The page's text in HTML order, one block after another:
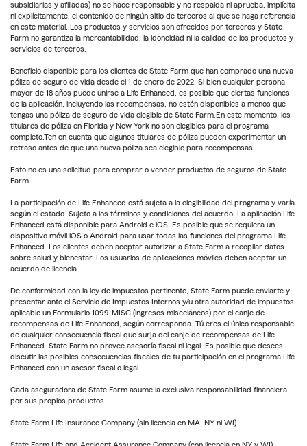
subsidiarias y afiliadas) no se hace responsable y no respalda ni aprueba, implícita
ni explícitamente, el contenido de ningún sitio de terceros al que se haga referencia
en este material. Los productos y servicios son ofrecidos por terceros y State
Farm no garantiza la mercantabilidad, la idoneidad ni la calidad de los productos y
servicios de terceros.
Beneficio disponible para los clientes de State Farm que han comprado una nueva
póliza de seguro de vida desde el 1 de enero de 2022. Si bien cualquier persona
mayor de 18 años puede unirse a Life Enhanced, es posible que ciertas funciones
de la aplicación, incluyendo las recompensas, no estén disponibles a menos que
tengas una póliza de seguro de vida elegible de State Farm.En este momento, los
titulares de póliza en Florida y New York no son elegibles para el programa
completo.Ten en cuenta que algunos titulares de póliza pueden experimentar un
retraso antes de que una nueva póliza sea elegible para recompensas.
Esto no es una solicitud para comprar o vender productos de seguros de State
Farm.
La participación de Life Enhanced está sujeta a la elegibilidad del programa y varía
según el estado. Sujeto a los términos y condiciones del acuerdo. La aplicación Life
Enhanced está disponible para Android e iOS. Es posible que se requiera un
dispositivo móvil iOS o Android para usar todas las funciones del programa Life
Enhanced. Los clientes deben aceptar autorizar a State Farm a recopilar datos
sobre salud y bienestar. Los usuarios de aplicaciones móviles deben aceptar un
acuerdo de licencia.
De conformidad con la ley de impuestos pertinente, State Farm puede enviarte y
presentar ante el Servicio de Impuestos Internos y/u otra autoridad de impuestos
aplicable un Formulario 1099-MISC (ingresos misceláneos) por el canje de
recompensas de Life Enhanced, según corresponda. Tú eres el único responsable
de cualquier consecuencia fiscal que surja del canje de recompensas de Life
Enhanced. State Farm no provee asesoría fiscal ni legal. Es posible que desees
discutir las posibles consecuencias fiscales de tu participación en el programa Life
Enhanced con un asesor fiscal o legal.
Cada aseguradora de State Farm asume la exclusiva responsabilidad financiera
por sus propios productos.
State Farm Life Insurance Company (sin licencia en MA, NY ni WI)